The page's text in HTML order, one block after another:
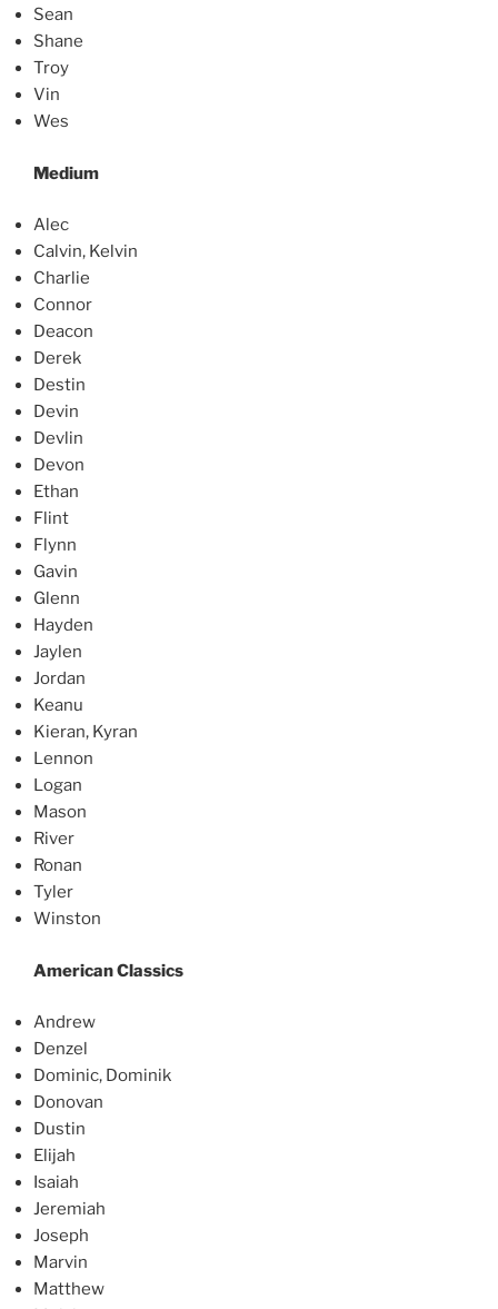
Sean
Shane
Troy
Vin
Wes
Medium
Alec
Calvin, Kelvin
Charlie
Connor
Deacon
Derek
Destin
Devin
Devlin
Devon
Ethan
Flint
Flynn
Gavin
Glenn
Hayden
Jaylen
Jordan
Keanu
Kieran, Kyran
Lennon
Logan
Mason
River
Ronan
Tyler
Winston
American Classics
Andrew
Denzel
Dominic, Dominik
Donovan
Dustin
Elijah
Isaiah
Jeremiah
Joseph
Marvin
Matthew